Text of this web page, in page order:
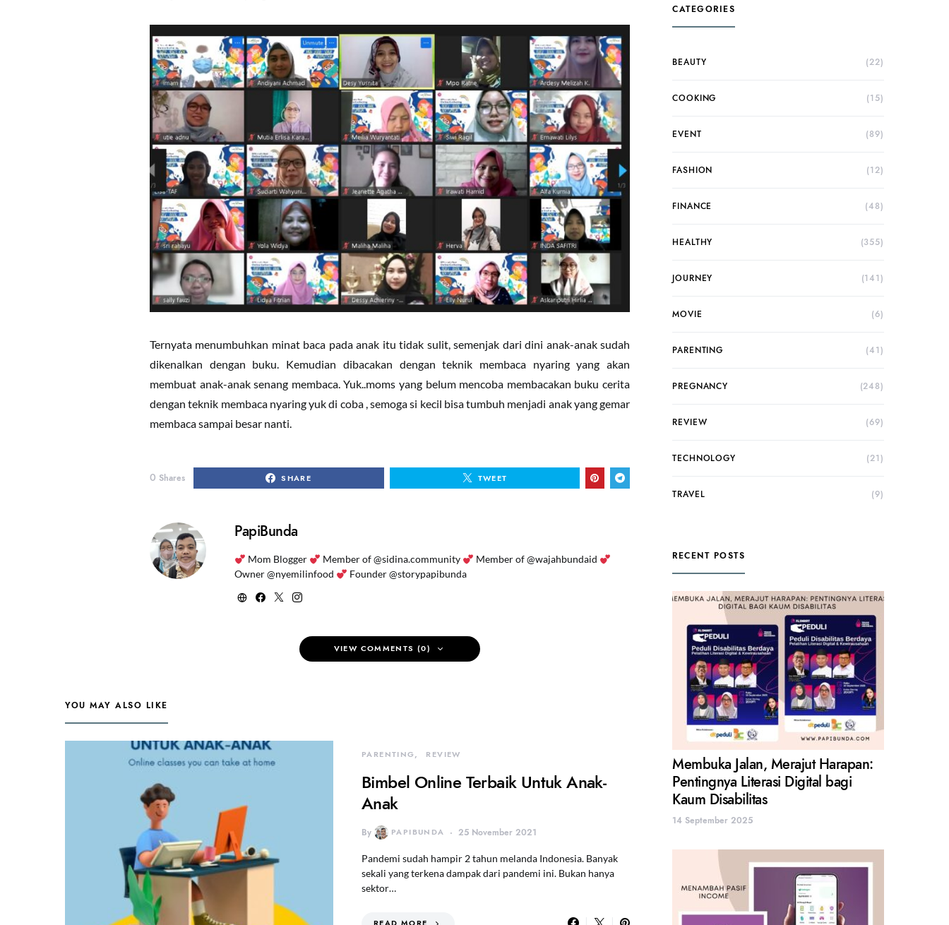
Ternyata menumbuhkan minat baca pada anak itu tidak sulit, semenjak dari dini anak-anak sudah
dikenalkan dengan buku. Kemudian dibacakan dengan teknik membaca nyaring yang akan
membuat anak-anak senang membaca. Yuk..moms yang belum mencoba membacakan buku cerita
dengan teknik membaca nyaring yuk di coba , semoga si kecil bisa tumbuh menjadi anak yang gemar
membaca sampai besar nanti.
0 Shares SHARE TWEET
PapiBunda
Mom Blogger Member of @sidina.community
Member of @wajahbundaid
Owner @nyemilinfood
Founder @storypapibunda
VIEW COMMENTS (0)
YOU MAY ALSO LIKE
PARENTING REVIEW
Bimbel Online Terbaik Untuk Anak-
Anak
By PAPIBUNDA 25 November 2021
Pandemi sudah hampir 2 tahun melanda Indonesia. Banyak
sekali yang terkena dampak dari pandemi ini. Bukan hanya
sektor…
CATEGORIES
BEAUTY (22)
COOKING (15)
EVENT (89)
FASHION (12)
FINANCE (48)
HEALTHY (355)
JOURNEY (141)
MOVIE (6)
PARENTING (41)
PREGNANCY (248)
REVIEW (69)
TECHNOLOGY (21)
TRAVEL (9)
RECENT POSTS
Membuka Jalan, Merajut Harapan:
Pentingnya Literasi Digital bagi
Kaum Disabilitas
14 September 2025